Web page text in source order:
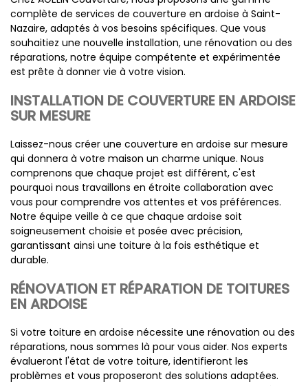
complète de services de couverture en ardoise à Saint-
Nazaire, adaptés à vos besoins spécifiques. Que vous
souhaitiez une nouvelle installation, une rénovation ou des
réparations, notre équipe compétente et expérimentée
est prête à donner vie à votre vision.
INSTALLATION DE COUVERTURE EN ARDOISE
SUR MESURE
Laissez-nous créer une couverture en ardoise sur mesure
qui donnera à votre maison un charme unique. Nous
comprenons que chaque projet est différent, c'est
pourquoi nous travaillons en étroite collaboration avec
vous pour comprendre vos attentes et vos préférences.
Notre équipe veille à ce que chaque ardoise soit
soigneusement choisie et posée avec précision,
garantissant ainsi une toiture à la fois esthétique et
durable.
RÉNOVATION ET RÉPARATION DE TOITURES
EN ARDOISE
Si votre toiture en ardoise nécessite une rénovation ou des
réparations, nous sommes là pour vous aider. Nos experts
évalueront l'état de votre toiture, identifieront les
problèmes et vous proposeront des solutions adaptées.